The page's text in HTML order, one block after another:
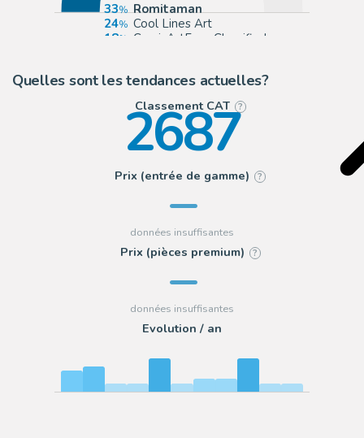
33
Romitaman
24
Cool Lines Art
18
ComicArtFans Classifieds
Quelles sont les tendances actuelles?
Classement CAT ?
2687
Prix (entrée de gamme) ?
Prix (pièces premium) ?
Evolution / an